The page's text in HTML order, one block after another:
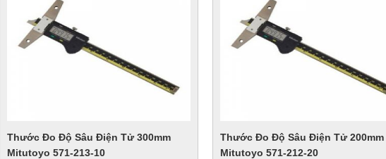
Thước Đo Độ Sâu Điện Tử 300mm
Mitutoyo 571-213-10
Thước Đo Độ Sâu Điện Tử 200mm
Mitutoyo 571-212-20